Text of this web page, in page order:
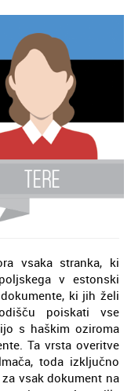
vsaka stranka, ki
v estonski
ki jih želi
poiskati vse
s haškim oziroma
Ta vrsta overitve
toda izključno
vsak dokument na